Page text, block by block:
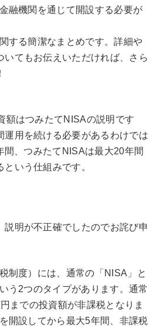
融機関を通じて開設する必要が
する簡潔なまとめです。詳細や
いてもお伝えいただければ、さら
額はつみたてNISAの説明です
運用を続ける必要があるわけでは
間、つみたてNISAは最大20年間
いう仕組みです。
説明が不正確でしたのでお詫び申
制度）には、通常の「NISA」と
う2つのタイプがあります。通常
までの投資額が非課税となりま
開設してから最大5年間、非課税